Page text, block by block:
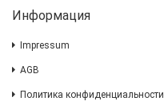
Информация
Impressum
AGB
Политика конфиденциальности